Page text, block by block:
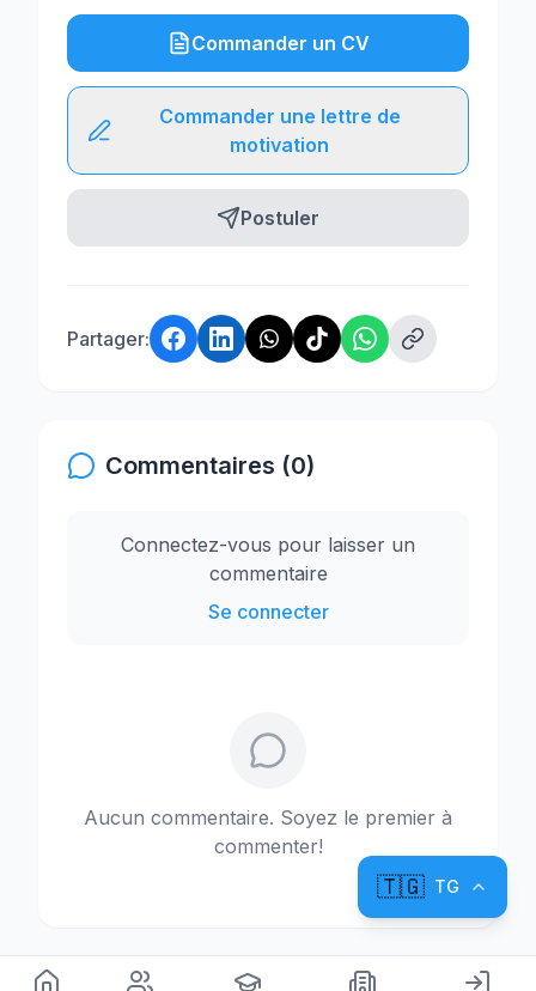
Commander un CV
Commander une lettre de
motivation
Postuler
Partager:
Commentaires (0)
Connectez-vous pour laisser un
commentaire
Se connecter
Aucun commentaire. Soyez le premier à
commenter!
🇹🇬 TG